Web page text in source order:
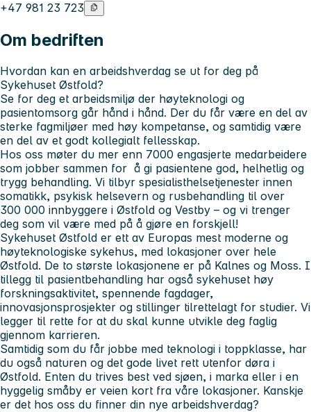
+47 981 23 723
Om bedriften
Hvordan kan en arbeidshverdag se ut for deg på
Sykehuset Østfold?
Se for deg et arbeidsmiljø der høyteknologi og
pasientomsorg går hånd i hånd. Der du får være en del av
sterke fagmiljøer med høy kompetanse, og samtidig være
en del av et godt kollegialt fellesskap.
Hos oss møter du mer enn 7000 engasjerte medarbeidere
som jobber sammen for å gi pasientene god, helhetlig og
trygg behandling. Vi tilbyr spesialisthelsetjenester innen
somatikk, psykisk helsevern og rusbehandling til over
300 000 innbyggere i Østfold og Vestby – og vi trenger
deg som vil være med på å gjøre en forskjell!
Sykehuset Østfold er ett av Europas mest moderne og
høyteknologiske sykehus, med lokasjoner over hele
Østfold. De to største lokasjonene er på Kalnes og Moss. I
tillegg til pasientbehandling har også sykehuset høy
forskningsaktivitet, spennende fagdager,
innovasjonsprosjekter og stillinger tilrettelagt for studier. Vi
legger til rette for at du skal kunne utvikle deg faglig
gjennom karrieren.
Samtidig som du får jobbe med teknologi i toppklasse, har
du også naturen og det gode livet rett utenfor døra i
Østfold. Enten du trives best ved sjøen, i marka eller i en
hyggelig småby er veien kort fra våre lokasjoner. Kanskje
er det hos oss du finner din nye arbeidshverdag?